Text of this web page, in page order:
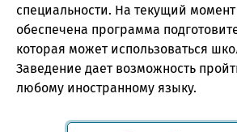
специальности. На текущий
обеспечена программа
которая может использоваться
Заведение дает возможность
любому иностранному языку.